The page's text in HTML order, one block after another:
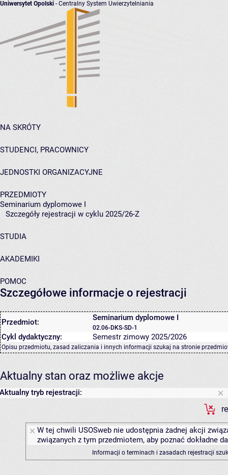
Uniwersytet Opolski - Centralny System Uwierzytelniania
NA SKRÓTY
STUDENCI, PRACOWNICY
JEDNOSTKI ORGANIZACYJNE
PRZEDMIOTY
Seminarium dyplomowe I
Szczegóły rejestracji w cyklu 2025/26-Z
STUDIA
AKADEMIKI
POMOC
Szczegółowe informacje o rejestracji
Przedmiot: Seminarium dyplomowe I
02.06-DKS-SD-1
Cykl dydaktyczny: Semestr zimowy 2025/2026
Opisu przedmiotu, zasad zaliczania i innych informacji szukaj na stronie
Aktualny stan oraz możliwe akcje
Aktualny tryb rejestracji:
W tej chwili USOSweb nie udostępnia żadnej akcji
związanych z tym przedmiotem, aby poznać dokładne
Informacji o terminach i zasadach rejestracji